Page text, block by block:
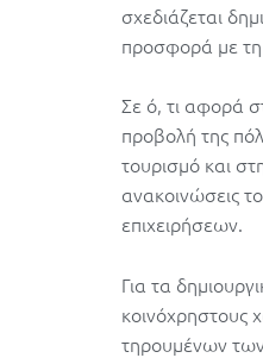
σχεδιάζεται
προσφορά με τη
Σε ό, τι αφορά
προβολή της
τουρισμό και
ανακοινώσεις
επιχειρήσεων.
Για τα
κοινόχρηστους
τηρουμένων